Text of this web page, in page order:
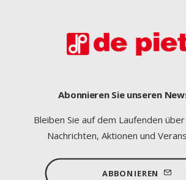
Abonnieren Sie unseren
Bleiben Sie auf dem Laufenden
Nachrichten, Aktionen und
ABBONIEREN